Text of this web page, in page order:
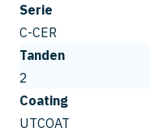
Serie
C-CER
Tanden
2
Coating
UTCOAT